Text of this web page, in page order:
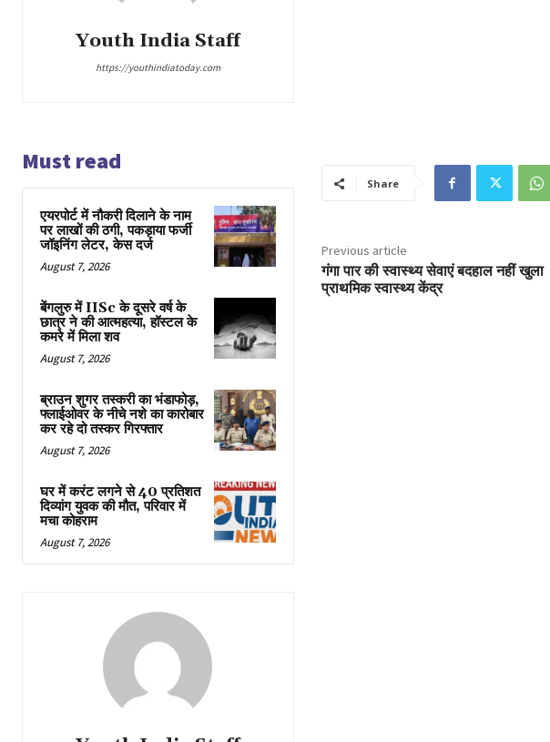
Youth India Staff
https://youthindiatoday.com
Must read
एयरपोर्ट में नौकरी दिलाने के नाम
पर लाखों की ठगी, पकड़ाया फर्जी
जॉइनिंग लेटर, केस दर्ज
August 7, 2026
बेंगलुरु में IISc के दूसरे वर्ष के
छात्र ने की आत्महत्या, हॉस्टल के
कमरे में मिला शव
August 7, 2026
ब्राउन शुगर तस्करी का भंडाफोड़,
फ्लाईओवर के नीचे नशे का कारोबार
कर रहे दो तस्कर गिरफ्तार
August 7, 2026
घर में करंट लगने से 40 प्रतिशत
दिव्यांग युवक की मौत, परिवार में
मचा कोहराम
August 7, 2026
Share
Previous article
गंगा पार की स्वास्थ्य सेवाएं बदहाल नहीं खुला
प्राथमिक स्वास्थ्य केंद्र